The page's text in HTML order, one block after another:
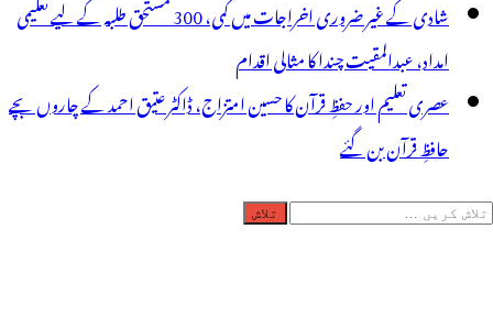
شادی کے غیر ضروری اخراجات میں کمی، 300 مستحق طلبہ کے لیے تعلیمی
امداد، عبدالمقیت چندا کا مثالی اقدام
عصری تعلیم اور حفظِ قرآن کا حسین امتزاج، ڈاکٹر عتیق احمد کے چاروں بچے
حافظِ قرآن بن گئے
تلاش